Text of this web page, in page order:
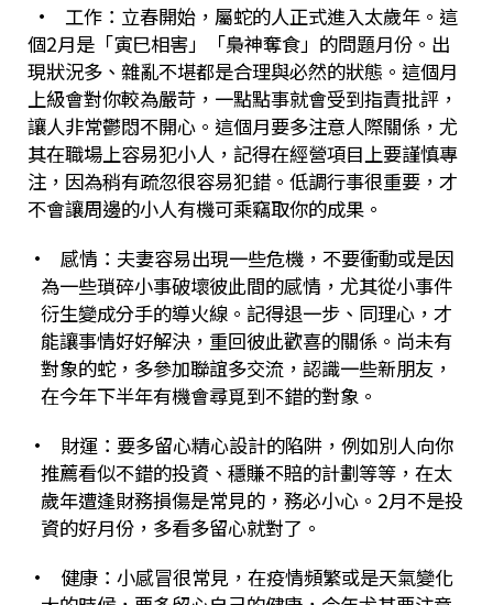
• 工作：立春開始，屬蛇的人正式進入太歲年。這
個2月是「寅巳相害」「梟神奪食」的問題月份。出
現狀況多、雜亂不堪都是合理與必然的狀態。這個月
上級會對你較為嚴苛，一點點事就會受到指責批評，
讓人非常鬱悶不開心。這個月要多注意人際關係，尤
其在職場上容易犯小人，記得在經營項目上要謹慎專
注，因為稍有疏忽很容易犯錯。低調行事很重要，才
不會讓周邊的小人有機可乘竊取你的成果。
• 感情：夫妻容易出現一些危機，不要衝動或是因
為一些瑣碎小事破壞彼此間的感情，尤其從小事件
衍生變成分手的導火線。記得退一步、同理心，才
能讓事情好好解決，重回彼此歡喜的關係。尚未有
對象的蛇，多參加聯誼多交流，認識一些新朋友，
在今年下半年有機會尋覓到不錯的對象。
• 財運：要多留心精心設計的陷阱，例如別人向你
推薦看似不錯的投資、穩賺不賠的計劃等等，在太
歲年遭逢財務損傷是常見的，務必小心。 2月不是投
資的好月份，多看多留心就對了。
• 健康：小感冒很常見，在疫情頻繁或是天氣變化